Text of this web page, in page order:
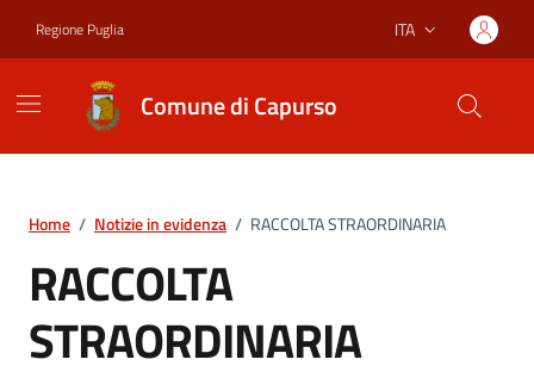
Regione Puglia Lingua attiva:
ITA
Comune di Capurso
Home / Notizie in evidenza / RACCOLTA STRAORDINARIA
RACCOLTA
STRAORDINARIA